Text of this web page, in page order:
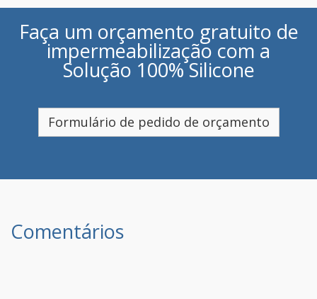
Faça um orçamento gratuito de
impermeabilização com a
Solução 100% Silicone
Formulário de pedido de orçamento
Comentários